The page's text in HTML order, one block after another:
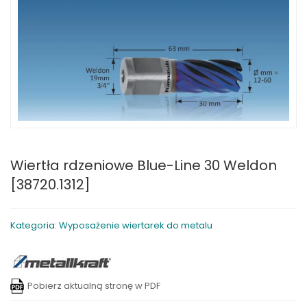
Wiertła rdzeniowe Blue-Line 30 Weldon
[38720.1312]
Kategoria: Wyposażenie wiertarek do metalu
Pobierz aktualną stronę w PDF